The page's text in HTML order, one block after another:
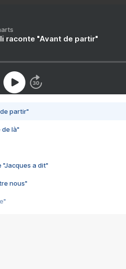
raconte "Avant de partir"
partir"
de là"
"Jacques a dit"
nous"